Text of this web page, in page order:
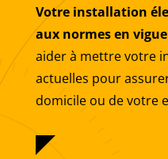
Votre installation
aux normes en
aider à mettre votre
actuelles pour
domicile ou de votre